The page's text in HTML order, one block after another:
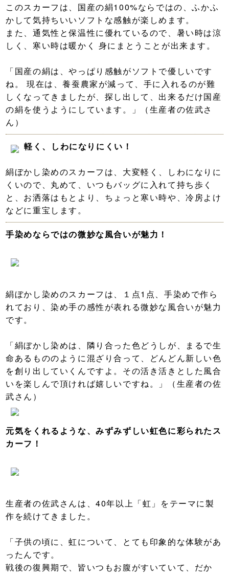
このスカーフは、国産の絹100%ならではの、ふかふ
かして気持ちいいソフトな感触が楽しめます。
また、通気性と保温性に優れているので、暑い時は涼
しく、寒い時は暖かく 身にまとうことが出来ます。
「国産の絹は、やっぱり感触がソフトで優しいです
ね。 現在は、養蚕農家が減って、手に入れるのが難
しくなってきましたが、探し出して、出来るだけ国産
の絹を使うようにしています。」（生産者の佐武さ
ん）
軽く、しわになりにくい！
絹ぼかし染めのスカーフは、大変軽く、しわになりに
くいので、丸めて、いつもバッグに入れて持ち歩く
と、お洒落はもとより、ちょっと寒い時や、冷房よけ
などに重宝します。
手染めならではの微妙な風合いが魅力！
絹ぼかし染めのスカーフは、１点1点、手染めで作ら
れており、染め手の感性が表れる微妙な風合いが魅力
です。
「絹ぼかし染めは、隣り合った色どうしが、まるで生
命あるもののように混ざり合って、どんどん新しい色
を創り出していくんですよ。その活き活きとした風合
いを楽しんで頂ければ嬉しいですね。」（生産者の佐
武さん）
元気をくれるような、みずみずしい虹色に彩られたス
カーフ！
生産者の佐武さんは、40年以上「虹」をテーマに製
作を続けてきました。
「子供の頃に、虹について、とても印象的な体験があ
ったんです。
戦後の復興期で、皆いつもお腹がすいていて、だか